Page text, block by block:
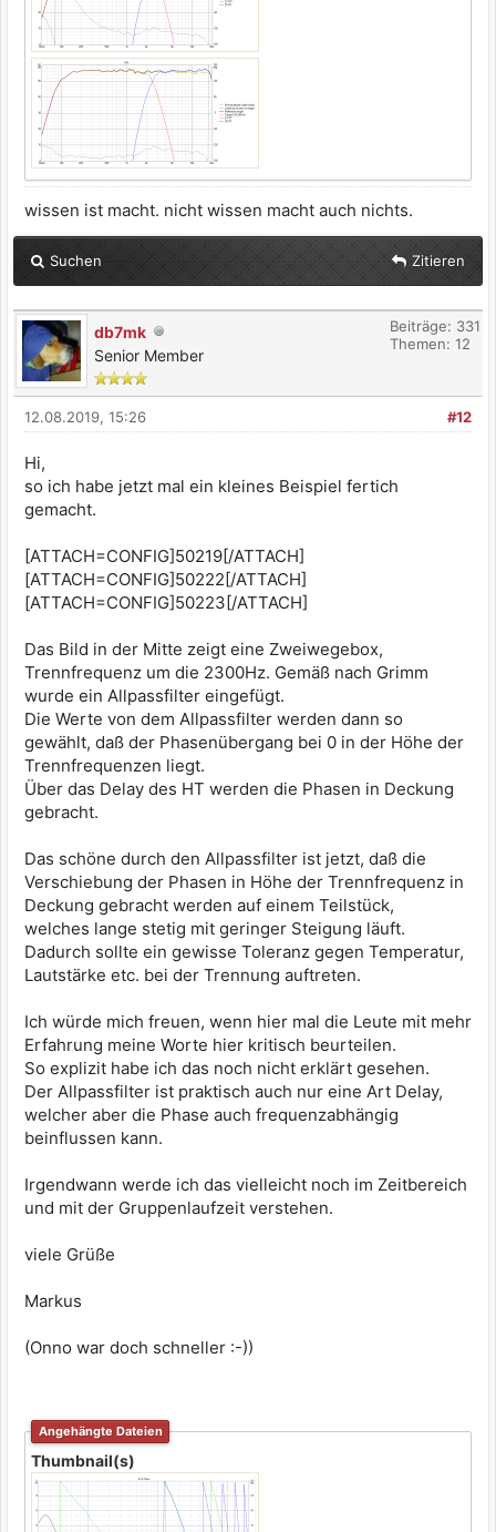
wissen ist macht. nicht wissen macht auch nichts.
Suchen Zitieren
db7mk
Senior Member
Beiträge: 331
Themen: 12
#12
12.08.2019, 15:26
Hi,
so ich habe jetzt mal ein kleines Beispiel fertich
gemacht.
[ATTACH=CONFIG]50219[/ATTACH]
[ATTACH=CONFIG]50222[/ATTACH]
[ATTACH=CONFIG]50223[/ATTACH]
Das Bild in der Mitte zeigt eine Zweiwegebox,
Trennfrequenz um die 2300Hz. Gemäß nach Grimm
wurde ein Allpassfilter eingefügt.
Die Werte von dem Allpassfilter werden dann so
gewählt, daß der Phasenübergang bei 0 in der Höhe der
Trennfrequenzen liegt.
Über das Delay des HT werden die Phasen in Deckung
gebracht.
Das schöne durch den Allpassfilter ist jetzt, daß die
Verschiebung der Phasen in Höhe der Trennfrequenz in
Deckung gebracht werden auf einem Teilstück,
welches lange stetig mit geringer Steigung läuft.
Dadurch sollte ein gewisse Toleranz gegen Temperatur,
Lautstärke etc. bei der Trennung auftreten.
Ich würde mich freuen, wenn hier mal die Leute mit mehr
Erfahrung meine Worte hier kritisch beurteilen.
So explizit habe ich das noch nicht erklärt gesehen.
Der Allpassfilter ist praktisch auch nur eine Art Delay,
welcher aber die Phase auch frequenzabhängig
beinflussen kann.
Irgendwann werde ich das vielleicht noch im Zeitbereich
und mit der Gruppenlaufzeit verstehen.
viele Grüße
Markus
(Onno war doch schneller :-))
Angehängte Dateien
Thumbnail(s)